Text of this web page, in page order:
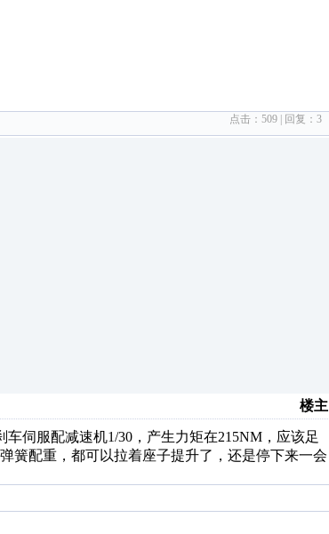
点击： 509 | 回复： 3
楼主
伺服配减速机1/30，产生力矩在215NM，应该足
簧配重，都可以拉着座子提升了，还是停下来一会